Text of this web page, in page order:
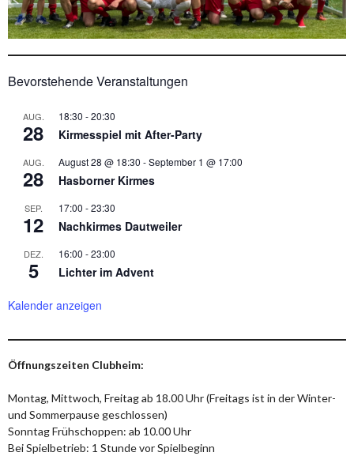
Bevorstehende Veranstaltungen
AUG.
28
18:30 -20:30
Kirmesspiel mit After-Party
AUG.
28
August 28 @ 18:30 -September 1 @ 17:00
Hasborner Kirmes
SEP.
12
17:00 -23:30
Nachkirmes Dautweiler
DEZ.
5
16:00 -23:00
Lichter im Advent
Kalender anzeigen
Öffnungszeiten Clubheim:
Montag, Mittwoch, Freitag ab 18.00 Uhr (Freitags ist in der Winter-
und Sommerpause geschlossen)
Sonntag Frühschoppen: ab 10.00 Uhr
Bei Spielbetrieb: 1 Stunde vor Spielbeginn